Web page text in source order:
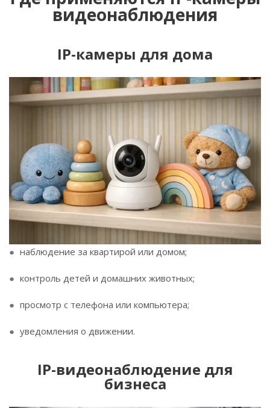
видеонаблюдения
IP-камеры для дома
наблюдение за квартирой или домом;
контроль детей и домашних животных;
просмотр с телефона или компьютера;
уведомления о движении.
IP-видеонаблюдение для
бизнеса